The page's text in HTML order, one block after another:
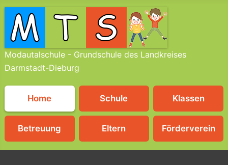
Modautalschule - Grundschule des Landkreises
Darmstadt-Dieburg
Home Schule Klassen
Betreuung Eltern Förderverein